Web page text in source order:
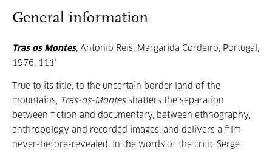
General information
Tras os Montes, Antonio Reis, Margarida Cordeiro, Portugal,
1976, 111'
True to its title, to the uncertain border land of the
mountains, Tras-os-Montesshatters the separation
between fiction and documentary, between ethnography,
anthropology and recorded images, and delivers a film
never-before-revealed. In the words of the critic Serge